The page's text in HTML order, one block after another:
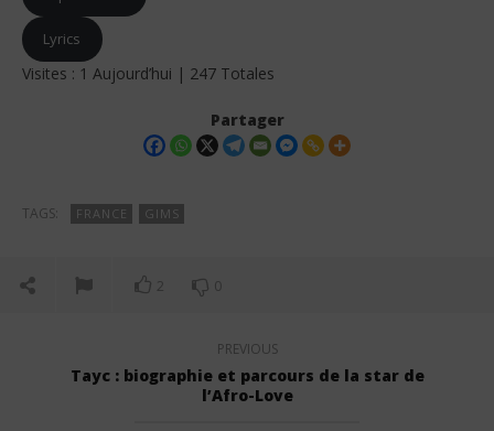
Lyrics
Visites : 1 Aujourd’hui | 247 Totales
Partager
TAGS: FRANCE GIMS
2 0
PREVIOUS
Tayc : biographie et parcours de la star de
l’Afro-Love